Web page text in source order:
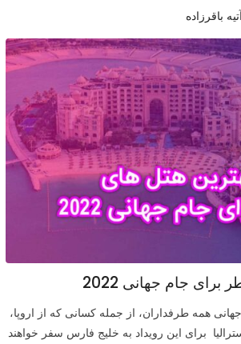
باقرزاده
جام جهانی 2022
همه طرفداران، از جمله کسانی که از اروپا،
برای این رویداد به خلیج فارس سفر خواهند